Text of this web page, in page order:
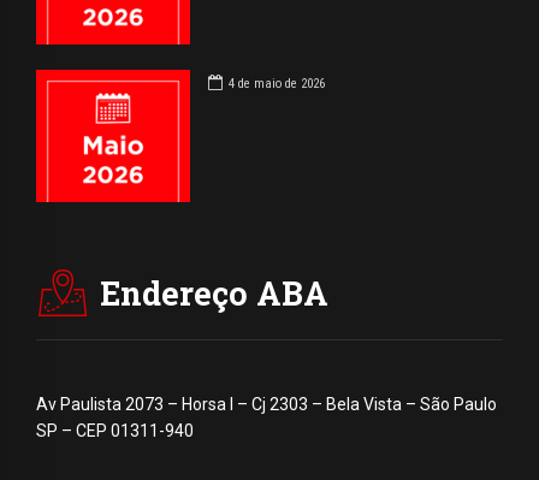
4 de maio de 2026
Endereço ABA
Av Paulista 2073 – Horsa I – Cj 2303 – Bela Vista – São Paulo
SP – CEP 01311-940